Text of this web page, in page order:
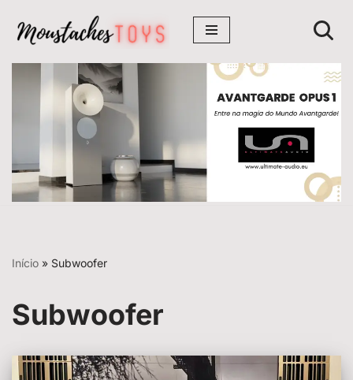
Avançar
para
conteúdo
Início » Subwoofer
Subwoofer